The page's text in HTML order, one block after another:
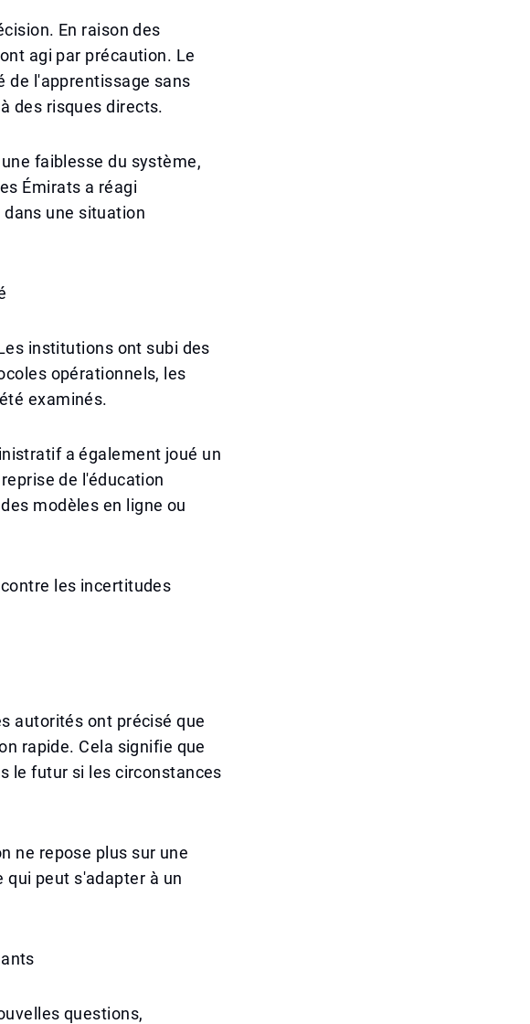
En raison des
agi par précaution. Le
de l'apprentissage sans
des risques directs.
faiblesse du système,
Émirats a réagi
une situation
institutions ont subi des
opérationnels, les
examinés.
a également joué un
de l'éducation
modèles en ligne ou
les incertitudes
autorités ont précisé que
rapide. Cela signifie que
le futur si les circonstances
ne repose plus sur une
peut s'adapter à un
questions,